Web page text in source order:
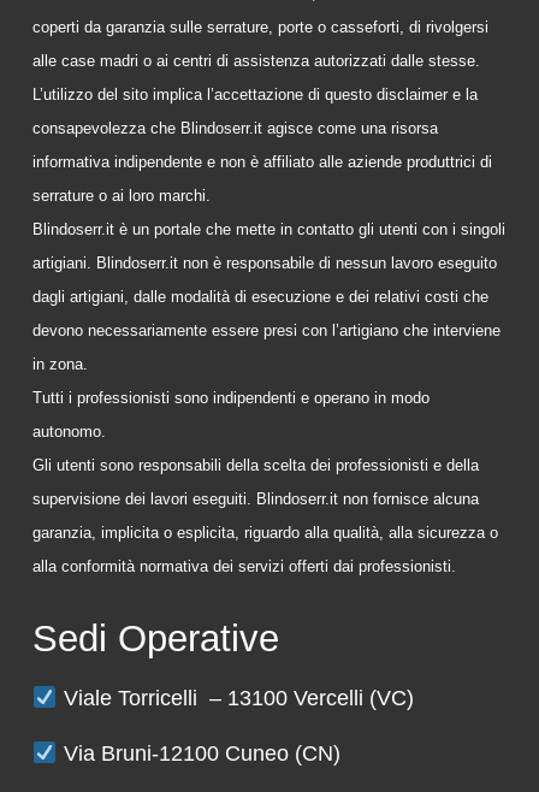
coperti da garanzia sulle serrature, porte o casseforti, di rivolgersi
alle case madri o ai centri di assistenza autorizzati dalle stesse.
L’utilizzo del sito implica l’accettazione di questo disclaimer e la
consapevolezza che Blindoserr.it agisce come una risorsa
informativa indipendente e non è affiliato alle aziende produttrici di
serrature o ai loro marchi.
Blindoserr.it è un portale che mette in contatto gli utenti con i singoli
artigiani. Blindoserr.it non è responsabile di nessun lavoro eseguito
dagli artigiani, dalle modalità di esecuzione e dei relativi costi che
devono necessariamente essere presi con l’artigiano che interviene
in zona.
Tutti i professionisti sono indipendenti e operano in modo
autonomo.
Gli utenti sono responsabili della scelta dei professionisti e della
supervisione dei lavori eseguiti. Blindoserr.it non fornisce alcuna
garanzia, implicita o esplicita, riguardo alla qualità, alla sicurezza o
alla conformità normativa dei servizi offerti dai professionisti.
Sedi Operative
Viale Torricelli – 13100 Vercelli (VC)
Via Bruni-12100 Cuneo (CN)